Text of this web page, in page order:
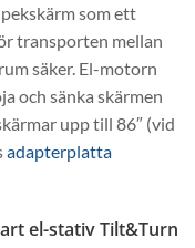
som ett
transporten mellan
säker. El-motorn
och sänka skärmen
upp till 86″ (vid
adapterplatta
el-stativ Tilt&Turn